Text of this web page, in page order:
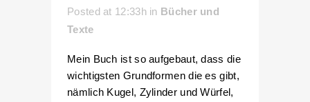
Posted at 12:33hin Bücher und
Texte
Mein Buch ist so aufgebaut, dass die
wichtigsten Grundformen die es gibt,
nämlich Kugel, Zylinder und Würfel,